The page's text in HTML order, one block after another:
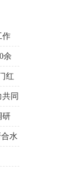
作
余
红
同
研
水